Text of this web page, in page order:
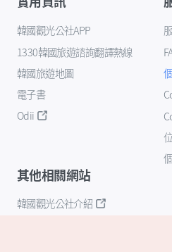
韓國觀光公社APP
1330韓國旅遊諮詢翻譯熱線
韓國旅遊地圖
電子書
Odii
其他相關網站
韓國觀光公社介紹